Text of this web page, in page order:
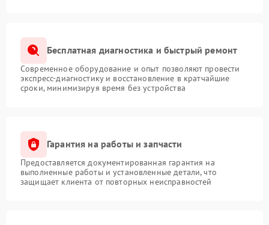
Бесплатная диагностика и быстрый ремонт
Современное оборудование и опыт позволяют провести
экспресс-диагностику и восстановление в кратчайшие
сроки, минимизируя время без устройства
Гарантия на работы и запчасти
Предоставляется документированная гарантия на
выполненные работы и установленные детали, что
защищает клиента от повторных неисправностей